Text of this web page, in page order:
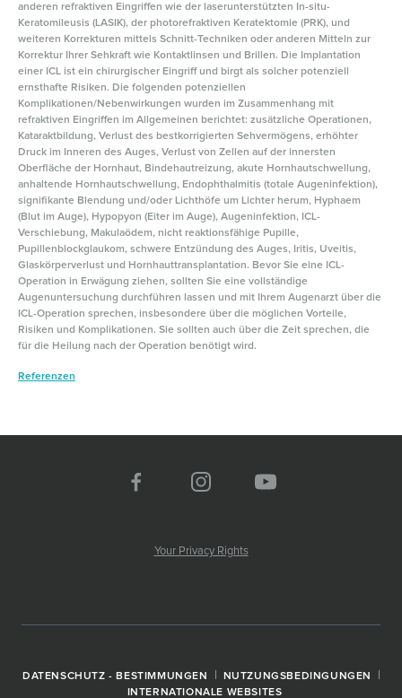
anderen refraktiven Eingriffen wie der laserunterstützten In-situ-
Keratomileusis (LASIK), der photorefraktiven Keratektomie (PRK), und
weiteren Korrekturen mittels Schnitt-Techniken oder anderen Mitteln zur
Korrektur Ihrer Sehkraft wie Kontaktlinsen und Brillen. Die Implantation
einer ICL ist ein chirurgischer Eingriff und birgt als solcher potenziell
ernsthafte Risiken. Die folgenden potenziellen
Komplikationen/Nebenwirkungen wurden im Zusammenhang mit
refraktiven Eingriffen im Allgemeinen berichtet: zusätzliche Operationen,
Kataraktbildung, Verlust des bestkorrigierten Sehvermögens, erhöhter
Druck im Inneren des Auges, Verlust von Zellen auf der innersten
Oberfläche der Hornhaut, Bindehautreizung, akute Hornhautschwellung,
anhaltende Hornhautschwellung, Endophthalmitis (totale Augeninfektion),
signifikante Blendung und/oder Lichthöfe um Lichter herum, Hyphaem
(Blut im Auge), Hypopyon (Eiter im Auge), Augeninfektion, ICL-
Verschiebung, Makulaödem, nicht reaktionsfähige Pupille,
Pupillenblockglaukom, schwere Entzündung des Auges, Iritis, Uveitis,
Glaskörperverlust und Hornhauttransplantation. Bevor Sie eine ICL-
Operation in Erwägung ziehen, sollten Sie eine vollständige
Augenuntersuchung durchführen lassen und mit Ihrem Augenarzt über die
ICL-Operation sprechen, insbesondere über die möglichen Vorteile,
Risiken und Komplikationen. Sie sollten auch über die Zeit sprechen, die
für die Heilung nach der Operation benötigt wird.
Referenzen
Your Privacy Rights
DATENSCHUTZ - BESTIMMUNGEN
NUTZUNGSBEDINGUNGEN
INTERNATIONALE WEBSITES